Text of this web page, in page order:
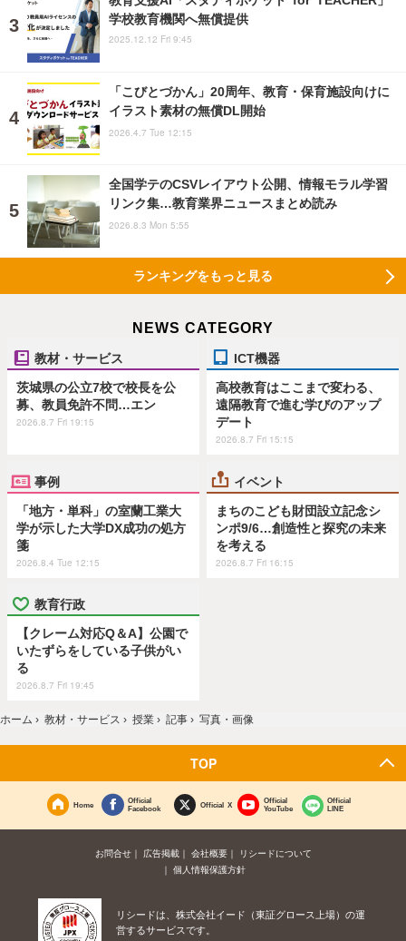
学校教育機関へ無償提供
2025.12.12 Fri 9:45
「こびとづかん」20周年、教育・保育施設向けに
イラスト素材の無償DL開始
2026.4.7 Tue 12:15
全国学テのCSVレイアウト公開、情報モラル学習
リンク集…教育業界ニュースまとめ読み
2026.8.3 Mon 5:55
ランキングをもっと見る
NEWS CATEGORY
教材・サービス
茨城県の公立7校で校長を公
募、教員免許不問…エン
2026.8.7 Fri 19:15
ICT機器
高校教育はここまで変わる、
遠隔教育で進む学びのアップ
デート
2026.8.7 Fri 15:15
事例
「地方・単科」の室蘭工業大
学が示した大学DX成功の処方
箋
2026.8.4 Tue 12:15
イベント
まちのこども財団設立記念シ
ンポ9/6…創造性と探究の未来
を考える
2026.8.7 Fri 16:15
教育行政
【クレーム対応Q＆A】公園で
いたずらをしている子供がい
る
2026.8.7 Fri 19:45
ホーム › 教材・サービス › 授業 › 記事 › 写真・画像
TOP
Home
Official
Facebook
Official X
Official
YouTube
Official
LINE
お問合せ 広告掲載 会社概要
リシードについて
個人情報保護方針
リシードは、株式会社イード（東証グロース上場）の運
営するサービスです。